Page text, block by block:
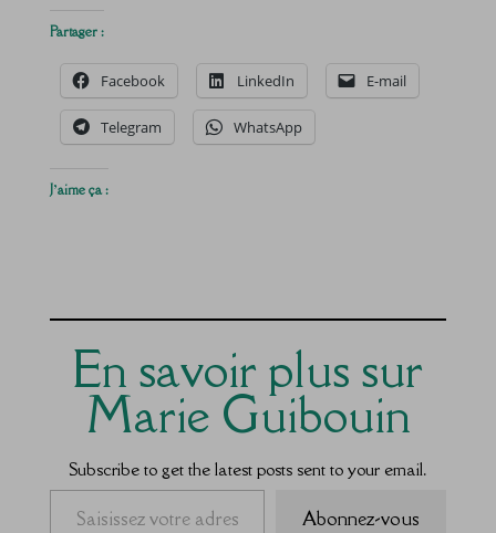
Partager :
Facebook LinkedIn E-mail
Telegram WhatsApp
J’aime ça :
En savoir plus sur
Marie Guibouin
Subscribe to get the latest posts sent to your email.
Saisissez votre adresse e-mail…
Abonnez-vous